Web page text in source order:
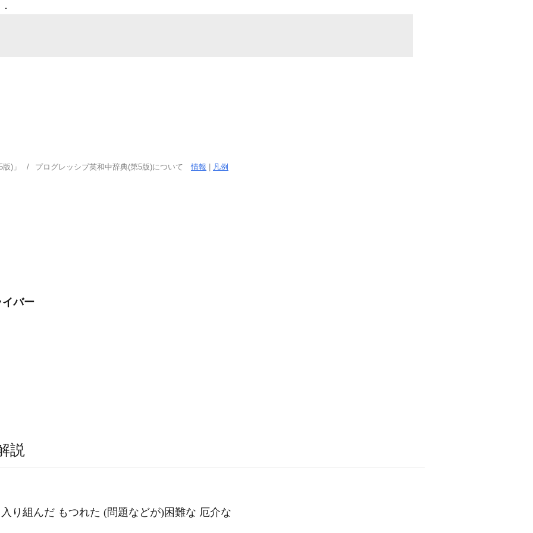
．
)」 プログレッシブ英和中辞典(第5版)について情報 凡例
バー
説
り組んだ もつれた (問題などが)困難な 厄介な